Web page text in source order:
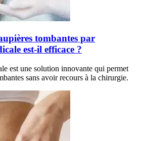
tombantes par
est-il efficace ?
est une solution innovante qui permet
sans avoir recours à la chirurgie.